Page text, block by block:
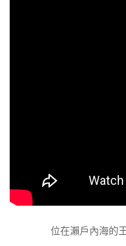
位在瀨戶內海的